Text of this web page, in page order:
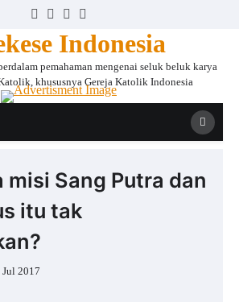
Facebook
Instagram
TwitterYouTube
Indonesia
pemahaman mengenai seluk beluk karya
khususnya Gereja Katolik Indonesia
misi Sang Putra dan
itu tak
Jul 2017